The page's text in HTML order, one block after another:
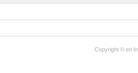
Copyright © en